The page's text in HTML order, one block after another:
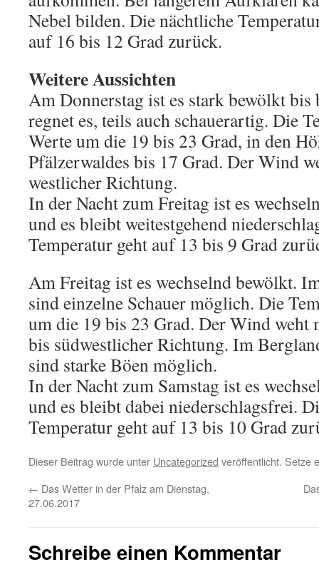
Nebel bilden. Die nächtliche
auf 16 bis 12 Grad zurück.
Weitere Aussichten
Am Donnerstag ist es stark bewölkt bis
regnet es, teils auch schauerartig. Die
Werte um die 19 bis 23 Grad, in den
Pfälzerwaldes bis 17 Grad. Der Wind
westlicher Richtung.
In der Nacht zum Freitag ist es
und es bleibt weitestgehend
Temperatur geht auf 13 bis 9 Grad
Am Freitag ist es wechselnd bewölkt.
sind einzelne Schauer möglich. Die
um die 19 bis 23 Grad. Der Wind weht
bis südwestlicher Richtung. Im
sind starke Böen möglich.
In der Nacht zum Samstag ist es
und es bleibt dabei niederschlagsfrei.
Temperatur geht auf 13 bis 10 Grad
Dieser Beitrag wurde unter Uncategorized veröffentlicht. Setze
← Das Wetter in der Pfalz am Dienstag,
27.06.2017
Schreibe einen Kommentar